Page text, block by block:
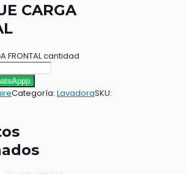
CARGA
FRONTAL cantidad
Categoría: LavadoraSKU: